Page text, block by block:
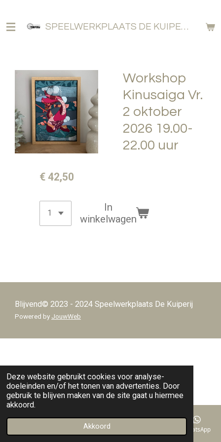
Deze website gebruikt cookies voor analyse-
doeleinden en/of het tonen van advertenties. Door
gebruik te blijven maken van de site gaat u hiermee
akkoord.
Akkoord
direct
naar
SPEELWERKPLAATS DE KUIPERIJ
Workshop
Kinusaiga Vr.
2 oktober
2026 19.00-
22.00 uur
€ 42,50
In
winkelwagen
Blijvend© 2023 - 2024 Speelwerkplaats De Kuiperij
Powered by JouwWeb
Telefoonnummer WhatsApp